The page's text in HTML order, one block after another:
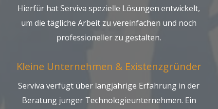
Hierfür hat Serviva spezielle Lösungen entwickelt,
um die tägliche Arbeit zu vereinfachen und noch
professioneller zu gestalten.
Kleine Unternehmen & Existenzgründer
Serviva verfügt über langjährige Erfahrung in der
Beratung junger Technologieunternehmen. Ein